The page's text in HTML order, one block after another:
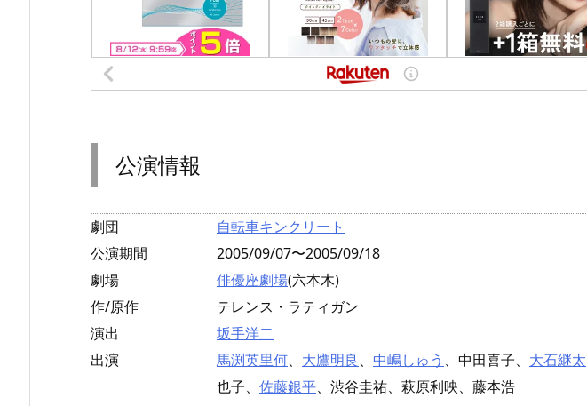
公演情報
劇団
自転車キンクリート
公演期間
2005/09/07〜2005/09/18
劇場
俳優座劇場(六本木)
作/原作
テレンス・ラティガン
演出
坂手洋二
出演
馬渕英里何、 大鷹明良 、 中嶋しゅう 、中田喜子、 大石継太
也子、 佐藤銀平、渋谷圭祐、萩原利映、藤本浩